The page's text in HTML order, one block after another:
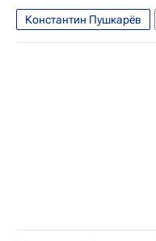
Константин Пушкарёв
Галым Мамбеталиев